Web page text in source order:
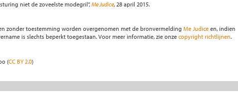
niet de zoveelste modegril”, Me Judice, 28 april 2015.
zonder toestemming worden overgenomen met de bronvermelding Me Judice en, indien
is slechts beperkt toegestaan. Voor meer informatie, zie onze copyright richtlijnen.
(CC BY 2.0)